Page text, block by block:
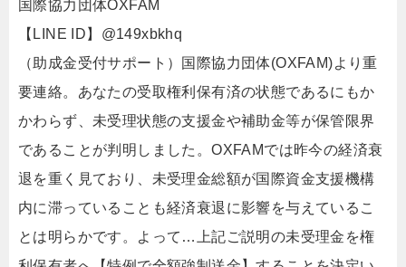
国際協力団体OXFAM
【LINE ID】@149xbkhq
（助成金受付サポート）国際協力団体(OXFAM)より重
要連絡。あなたの受取権利保有済の状態であるにもか
かわらず、未受理状態の支援金や補助金等が保管限界
であることが判明しました。OXFAMでは昨今の経済衰
退を重く見ており、未受理金総額が国際資金支援機構
内に滞っていることも経済衰退に影響を与えているこ
とは明らかです。よって…上記ご説明の未受理金を権